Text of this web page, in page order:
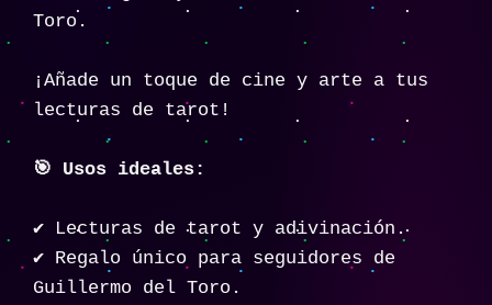
Toro.
¡Añade un toque de cine y arte a tus
lecturas de tarot!
🎯 Usos ideales:
✔️ Lecturas de tarot y adivinación.
✔️ Regalo único para seguidores de
Guillermo del Toro.